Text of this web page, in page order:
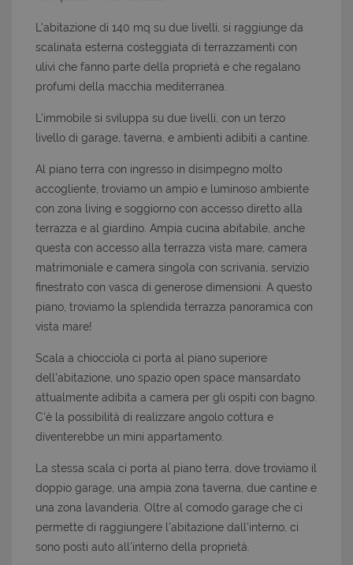
L'abitazione di 140 mq su due livelli, si raggiunge da
scalinata esterna costeggiata di terrazzamenti con
ulivi che fanno parte della proprietà e che regalano
profumi della macchia mediterranea.
L'immobile si sviluppa su due livelli, con un terzo
livello di garage, taverna, e ambienti adibiti a cantine.
Al piano terra con ingresso in disimpegno molto
accogliente, troviamo un ampio e luminoso ambiente
con zona living e soggiorno con accesso diretto alla
terrazza e al giardino. Ampia cucina abitabile, anche
questa con accesso alla terrazza vista mare, camera
matrimoniale e camera singola con scrivania, servizio
finestrato con vasca di generose dimensioni. A questo
piano, troviamo la splendida terrazza panoramica con
vista mare!
Scala a chiocciola ci porta al piano superiore
dell'abitazione, uno spazio open space mansardato
attualmente adibita a camera per gli ospiti con bagno.
C'è la possibilità di realizzare angolo cottura e
diventerebbe un mini appartamento.
La stessa scala ci porta al piano terra, dove troviamo il
doppio garage, una ampia zona taverna, due cantine e
una zona lavanderia. Oltre al comodo garage che ci
permette di raggiungere l'abitazione dall'interno, ci
sono posti auto all'interno della proprietà.